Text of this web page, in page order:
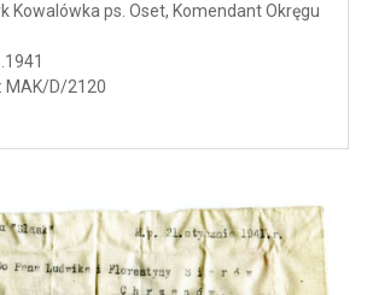
Kowalówka ps. Oset, Komendant Okręgu
MAK/D/2120